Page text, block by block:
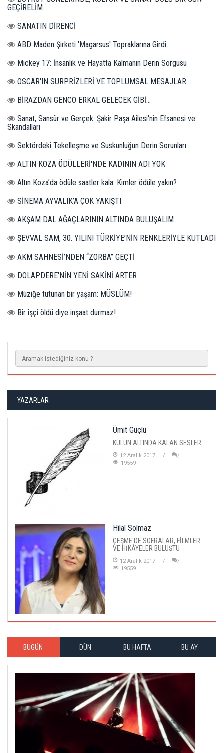
GEÇİRELİM
SANATIN DİRENCİ
ABD Maden Şirketi 'Magarsus' Topraklarına Girdi
Mickey 17: İnsanlık ve Hayatta Kalmanın Derin Sorgusu
OSCAR'IN SÜRPRİZLERİ VE TOPLUMSAL MESAJLAR
BİRAZDAN GENCO ERKAL GELECEK GİBİ...
Sanat, Sansür ve Gerçek: Şakir Paşa Ailesi'nin Efsanesi ve
Skandalları
Sektördeki Tekelleşme ve Suskunluğun Derin Sorunları
ALTIN KOZA ÖDÜLLERİ'NDE KADININ ADI YOK
Altın Koza’da ödüle saatler kala: Kimler ödüle yakın?
SİNEMA AYVALIK’A ÇOK YAKIŞTI
AKŞAM DAL AĞAÇLARININ ALTINDA BULUŞALIM
ŞEVVAL SAM, 30. YILINI TÜRKİYE’NİN RENKLERİYLE KUTLADI
AKM SAHNESİ’NDEN “ZORBA” GEÇTİ
DOLAPDERE'NİN YENİ SAKİNİ ARTER
Müziğe tutunan bir yaşam: MÜSLÜM!
Bir işçi öldü diye inşaat durmaz!
YAZARLAR
Ümit Güçlü
KÜLÜN ALTINDA KALAN SESLER
12 Aralik 2017
19559
Hilal Solmaz
ÇEŞME'DE SOFRALAR, FİLMLER
VE HİKÂYELER BULUŞTU
12 Aralik 2017
19559
BUGÜN DÜN BU HAFTA BU AY